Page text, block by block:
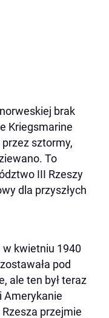
brak
Kriegsmarine
sztormy,
To
III Rzeszy
dla przyszłych
w kwietniu 1940
pod
ale ten był teraz
Amerykanie
przejmie